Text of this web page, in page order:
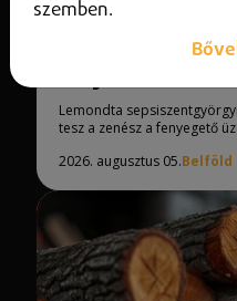
Életveszélyes
Lemondta
tesz a zenész a fenyegető
2026. augusztus 05.Belföld
szemben.